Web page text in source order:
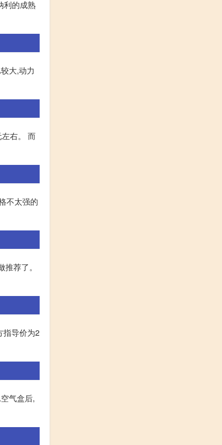
利的成熟
大,动力
右。 而
不太强的
荐了。
指导价为2
气盒后,